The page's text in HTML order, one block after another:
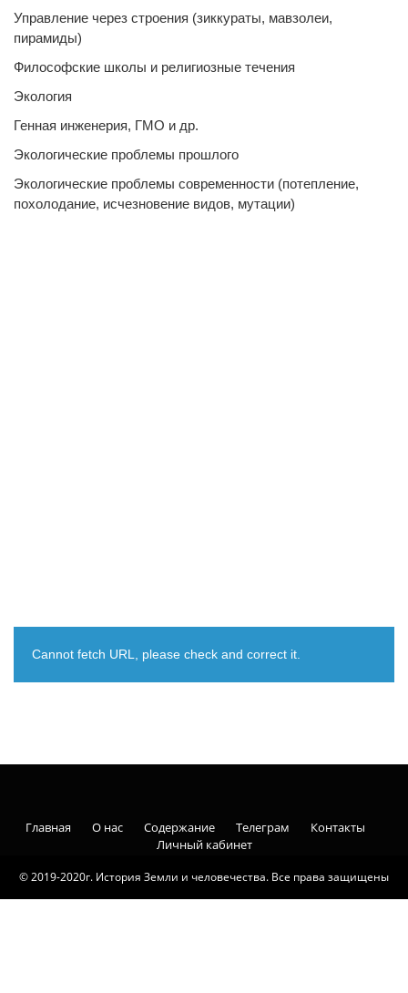
Управление через строения (зиккураты, мавзолеи,
пирамиды)
Философские школы и религиозные течения
Экология
Генная инженерия, ГМО и др.
Экологические проблемы прошлого
Экологические проблемы современности (потепление,
похолодание, исчезновение видов, мутации)
Cannot fetch URL, please check and correct it.
© 2019-2020г. История Земли и человечества. Все права защищены
Главная О нас Содержание Телеграм
Контакты
Личный кабинет